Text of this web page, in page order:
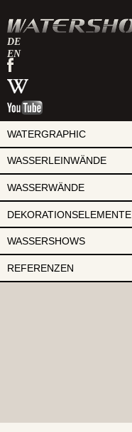
DE
EN
watershow
auf
facebook
watershow
bei
wikipedia
watershow
youtube
WATERGRAPHIC
WASSERLEINWÄNDE
WASSERWÄNDE
DEKORATIONSELEMENTE
WASSERSHOWS
REFERENZEN